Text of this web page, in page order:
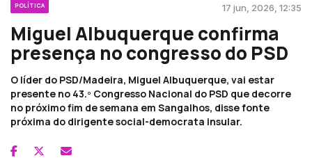
POLÍTICA 17 jun, 2026, 12:35
Miguel Albuquerque confirma
presença no congresso do PSD
O líder do PSD/Madeira, Miguel Albuquerque, vai estar
presente no 43.º Congresso Nacional do PSD que decorre
no próximo fim de semana em Sangalhos, disse fonte
próxima do dirigente social-democrata insular.